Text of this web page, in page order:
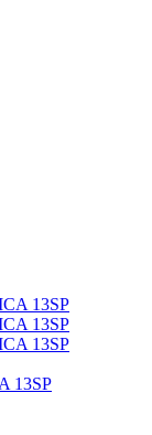
13SP